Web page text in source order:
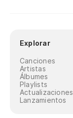
Explorar
Canciones
Artistas
Álbumes
Playlists
Actualizaciones
Lanzamientos